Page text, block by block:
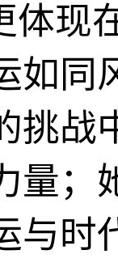
体现
如同
挑战
量；
与时